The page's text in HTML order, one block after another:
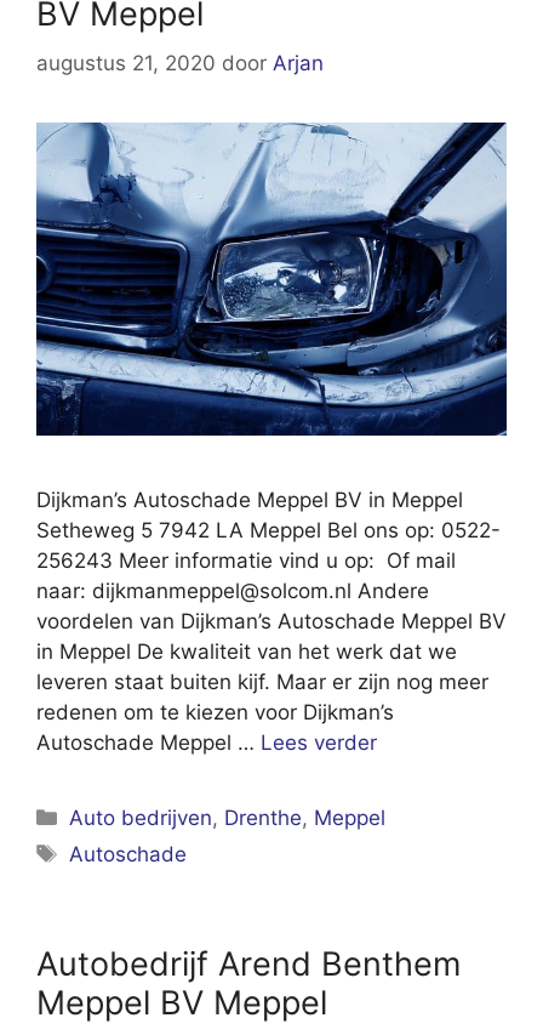
BV Meppel
augustus 21, 2020 door Arjan
Dijkman’s Autoschade Meppel BV in Meppel
Setheweg 5 7942 LA Meppel Bel ons op: 0522-
256243 Meer informatie vind u op: Of mail
naar: dijkmanmeppel@solcom.nl Andere
voordelen van Dijkman’s Autoschade Meppel BV
in Meppel De kwaliteit van het werk dat we
leveren staat buiten kijf. Maar er zijn nog meer
redenen om te kiezen voor Dijkman’s
Autoschade Meppel … Lees verder
Categorieën
Auto bedrijven, Drenthe, Meppel
Tags
Autoschade
Autobedrijf Arend Benthem
Meppel BV Meppel